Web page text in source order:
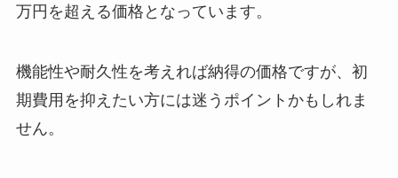
万円を超える価格となっています。
機能性や耐久性を考えれば納得の価格ですが、初
期費用を抑えたい方には迷うポイントかもしれま
せん。